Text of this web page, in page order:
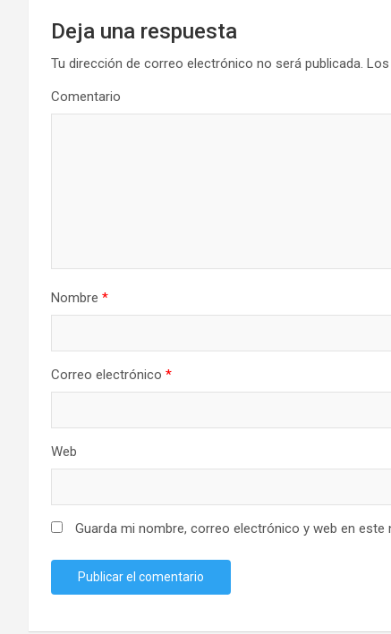
Deja una respuesta
Tu dirección de correo electrónico no será publicada.
Comentario
Nombre *
Correo electrónico *
Web
Guarda mi nombre, correo electrónico y web en